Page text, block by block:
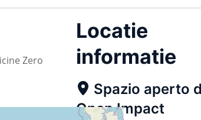
Zero
Locatie
informatie
Spazio aperto
Open Impact